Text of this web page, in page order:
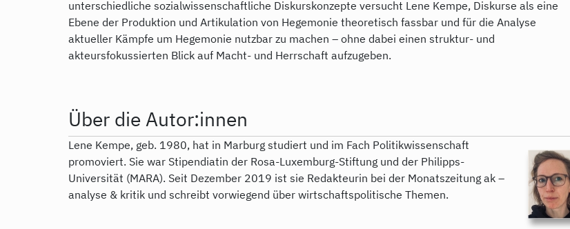
unterschiedliche sozialwissenschaftliche Diskurskonzepte versucht Lene Kempe, Diskurse als eine
Ebene der Produktion und Artikulation von Hegemonie theoretisch fassbar und für die Analyse
aktueller Kämpfe um Hegemonie nutzbar zu machen – ohne dabei einen struktur- und
akteursfokussierten Blick auf Macht- und Herrschaft aufzugeben.
Über die Autor:innen
Lene Kempe, geb. 1980, hat in Marburg studiert und im Fach Politikwissenschaft
promoviert. Sie war Stipendiatin der Rosa-Luxemburg-Stiftung und der Philipps-
Universität (MARA). Seit Dezember 2019 ist sie Redakteurin bei der Monatszeitung ak –
analyse & kritik und schreibt vorwiegend über wirtschaftspolitische Themen.